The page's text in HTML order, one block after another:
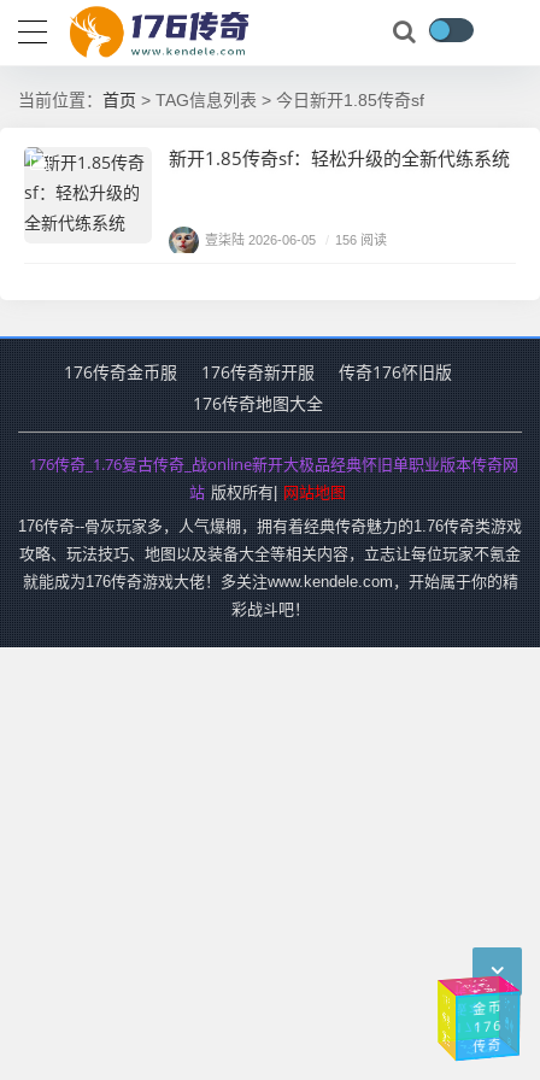
当前位置： 首页 > TAG信息列表 > 今日新开1.85传奇sf
新开1.85传奇sf：轻松升级的全新代练系统
壹柒陆 2026-06-05 / 156 阅读
176传奇金币服 176传奇新开服
传奇176怀旧版
176传奇地图大全
176传奇_1.76复古传奇_战online新开大极品经典怀旧单职业版本传奇网
站 版权所有| 网站地图
176传奇--骨灰玩家多，人气爆棚，拥有着经典传奇魅力的1.76传奇类游戏
攻略、玩法技巧、地图以及装备大全等相关内容，立志让每位玩家不氪金
就能成为176传奇游戏大佬！多关注www.kendele.com，开始属于你的精
彩战斗吧！
金币
176
传奇
176
版本
传奇 传
奇
1.76
小
极
品
176
传
奇
复
古
1.76
传奇
手游
1.76
传奇
幻境
入口